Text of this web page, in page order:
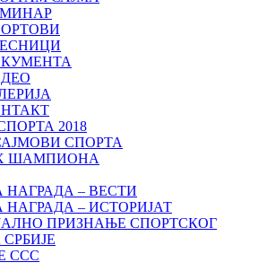
2018
СПОРТА
ШАМПИОНА
НАГРАДА – ВЕСТИ
НАГРАДА – ИСТОРИЈАТ
ПРИЗНАЊЕ СПОРТСКОГ
ССС